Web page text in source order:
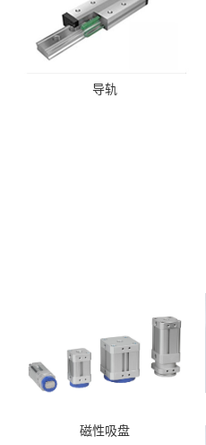
导轨
磁性吸盘